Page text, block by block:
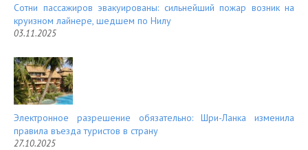
Сотни пассажиров эвакуированы: сильнейший пожар возник на
круизном лайнере, шедшем по Нилу
03.11.2025
Электронное разрешение обязательно: Шри-Ланка изменила
правила въезда туристов в страну
27.10.2025